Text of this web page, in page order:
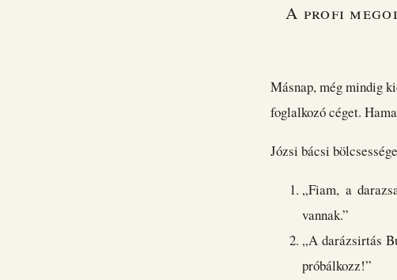
A profi
Másnap, még mindig
foglalkozó céget.
Józsi bácsi
„Fiam, a
vannak.”
„A darázsirtás
próbálkozz!”